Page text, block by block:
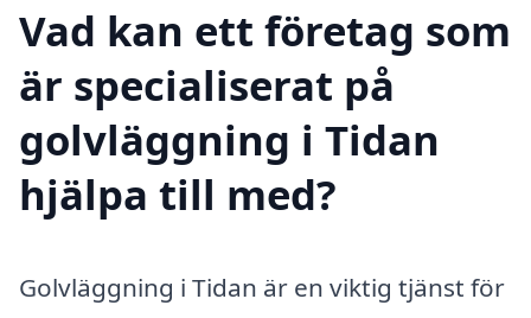
Vad kan ett företag som
är specialiserat på
golvläggning i Tidan
hjälpa till med?
Golvläggning i Tidan är en viktig tjänst för